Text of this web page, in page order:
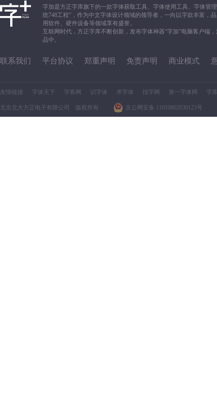
字加是方正字库旗下的一款字体获取工具、字体使用工具、字体管
统748工程”，作为中文字体设计领域的领导者，一向以字款丰富，
用软件、硬件设备等领域享有盛誉。
互联网时代，方正字库不断创新，发布字体神器“字加”电脑客户端
品中。
联系我们 平台协议 郑重声明 免责声明 商业模式
友情链接 字体天下 字客网 识字体 求字体 找字网 第一字体网 字
北京北大方正电子有限公司 版权所有 京公网安备 11010802030123号